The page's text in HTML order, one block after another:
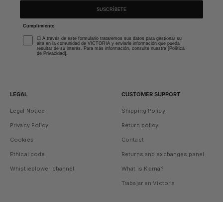
SUSCRÍBETE
Cumplimiento
☐ A través de este formulario trataremos sus datos para gestionar su
alta en la comunidad de VICTORIA y enviarle información que pueda
resultar de su interés. Para más información, consulte nuestra [Política
de Privacidad].
LEGAL
Legal Notice
Privacy Policy
Cookies
Ethical code
Whistleblower channel
CUSTOMER SUPPORT
Shipping Policy
Return policy
Contact
Returns and exchanges panel
What is Klarna?
Trabajar en Victoria